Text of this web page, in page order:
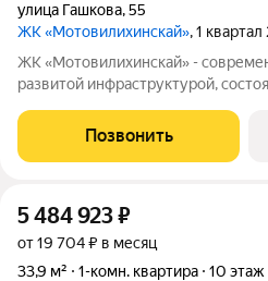
улица Гашкова,55
ЖК «Мотовилихинскай», 1
ЖК «Мотовилихинскай» -
развитой инфраструктурой,
кварталами на территории 22 Га
технологий строительства с
Позвонить
5 484 923₽
от 19 704 ₽ в месяц
33,9 м²
1-комн. квартира 10 этаж